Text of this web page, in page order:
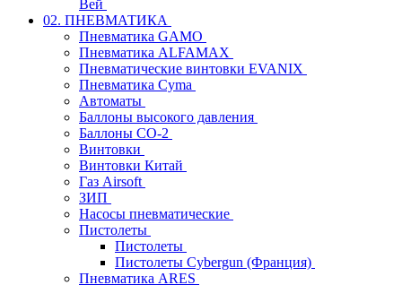
Вей
02. ПНЕВМАТИКА
Пневматика GAMO
Пневматика ALFAMAX
Пневматические винтовки EVANIX
Пневматика Cyma
Автоматы
Баллоны высокого давления
Баллоны СО-2
Винтовки
Винтовки Китай
Газ Airsoft
ЗИП
Насосы пневматические
Пистолеты
Пистолеты
Пистолеты Cybergun (Франция)
Пневматика ARES